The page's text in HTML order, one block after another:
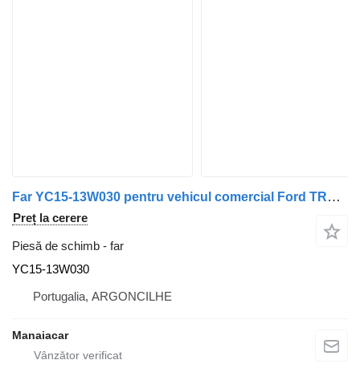
Far YC15-13W030 pentru vehicul comercial Ford TRANSIT Caixa (FA_ _) | 06 - 14
Preț la cerere
Piesă de schimb - far
YC15-13W030
Portugalia, ARGONCILHE
Manaiacar